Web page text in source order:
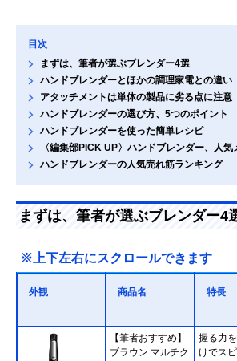
目次
まずは、筆者が選ぶブレンダー4選
ハンドブレンダーとほかの調理家電との違い
アタッチメントは単体の製品に劣る点に注意
ハンドブレンダーの選び方、5つのポイント
ハンドブレンダーを使った簡単レシピ
〈編集部PICK UP〉ハンドブレンダー、人
ハンドブレンダーの人気売れ筋ランキング
まずは、筆者が選ぶブレンダー4
※上下左右にスクロールできます
外観 商品名 特長
【筆者おすすめ】
ブラウン マルチク
握る力
けでス